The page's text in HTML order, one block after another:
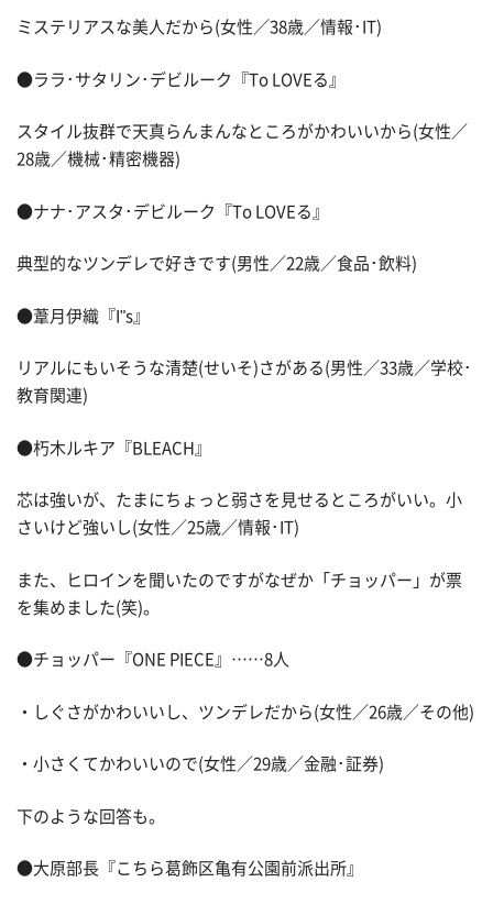
ミステリアスな美人だから(女性／38歳／情報･IT)
●ララ･サタリン･デビルーク『To LOVEる』
スタイル抜群で天真らんまんなところがかわいいから(女性／
28歳／機械･精密機器)
●ナナ･アスタ･デビルーク『To LOVEる』
典型的なツンデレで好きです(男性／22歳／食品･飲料)
●葦月伊織『I"s』
リアルにもいそうな清楚(せいそ)さがある(男性／33歳／学校･
教育関連)
●朽木ルキア『BLEACH』
芯は強いが、たまにちょっと弱さを見せるところがいい。小
さいけど強いし(女性／25歳／情報･IT)
また、ヒロインを聞いたのですがなぜか「チョッパー」が票
を集めました(笑)。
●チョッパー『ONE PIECE』……8人
・しぐさがかわいいし、ツンデレだから(女性／26歳／その他)
・小さくてかわいいので(女性／29歳／金融･証券)
下のような回答も。
●大原部長『こちら葛飾区亀有公園前派出所』